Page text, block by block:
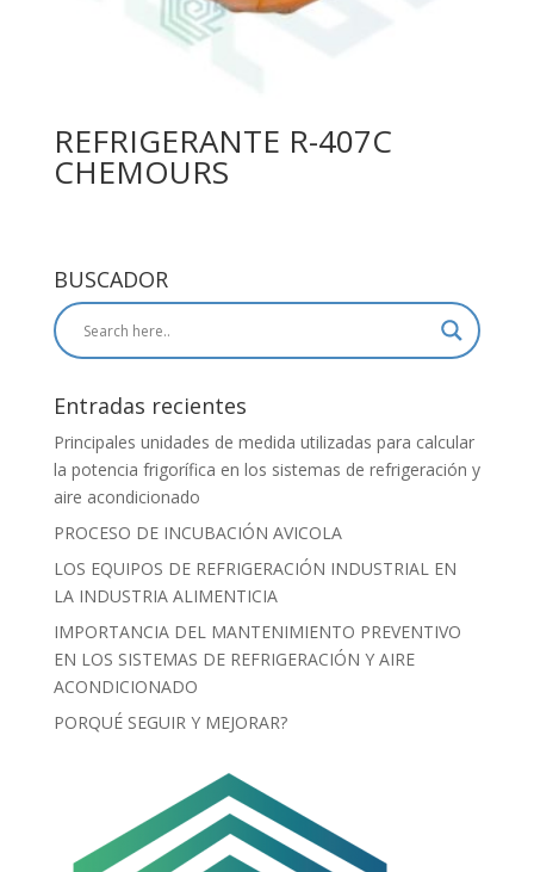
REFRIGERANTE R-407C
CHEMOURS
BUSCADOR
Entradas recientes
Principales unidades de medida utilizadas para calcular
la potencia frigorífica en los sistemas de refrigeración y
aire acondicionado
PROCESO DE INCUBACIÓN AVICOLA
LOS EQUIPOS DE REFRIGERACIÓN INDUSTRIAL EN
LA INDUSTRIA ALIMENTICIA
IMPORTANCIA DEL MANTENIMIENTO PREVENTIVO
EN LOS SISTEMAS DE REFRIGERACIÓN Y AIRE
ACONDICIONADO
PORQUÉ SEGUIR Y MEJORAR?